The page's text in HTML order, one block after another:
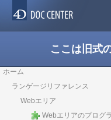
ここは旧式
ホーム
ランゲージリファレンス
Webエリア
Webエリアのプログ